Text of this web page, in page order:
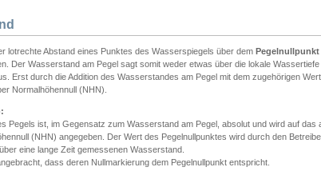
lotrechte Abstand eines Punktes des Wasserspiegels über dem Pegelnullpunkt
Der Wasserstand am Pegel sagt somit weder etwas über die lokale
Erst durch die Addition des Wasserstandes am Pegel mit dem zugehörigen
Normalhöhennull (NHN).
Pegels ist, im Gegensatz zum Wasserstand am Pegel, absolut und wird auf
(NHN) angegeben. Der Wert des Pegelnullpunktes wird durch den
eine lange Zeit gemessenen Wasserstand.
dass deren Nullmarkierung dem Pegelnullpunkt entspricht.